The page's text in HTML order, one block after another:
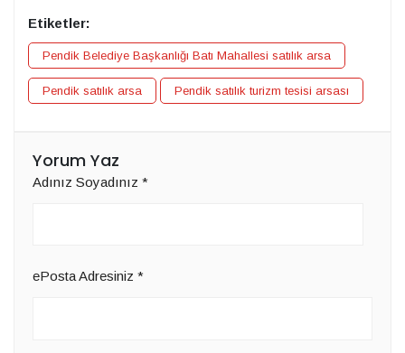
Etiketler:
Pendik Belediye Başkanlığı Batı Mahallesi satılık arsa
Pendik satılık arsa Pendik satılık turizm tesisi arsası
Yorum Yaz
Adınız Soyadınız *
ePosta Adresiniz *